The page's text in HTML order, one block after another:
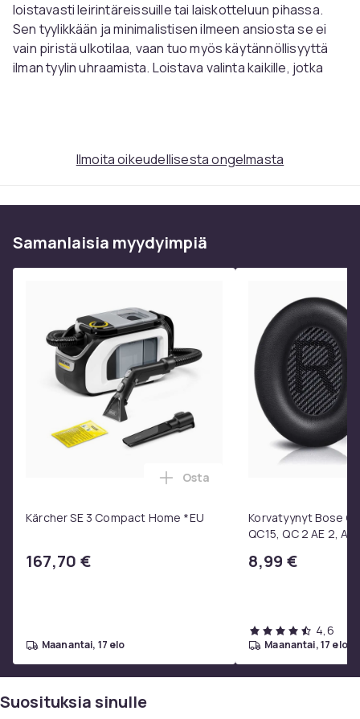
loistavasti leirintäreissuille tai laiskotteluun pihassa.
Sen tyylikkään ja minimalistisen ilmeen ansiosta se ei
vain piristä ulkotilaa, vaan tuo myös käytännöllisyyttä
ilman tyylin uhraamista. Loistava valinta kaikille, jotka
aurinkosängyn säilytystä, loistava leirintäreissuilla tai
rentoutuessa takapihalla.
mukavuuden, tarjoten tukevan tuen ulkona
Tyylikäs harmaa tuo modernia säihkettä ulkotiloihisi,
houkuttelevana paikkana päivittäiseen
Kevyt metallirunko tekee siitä superhelpon kuljettaa,
välttämätön kaikille ulkoilmatapahtumille.
Se taittuu helposti, joten saat yksinkertaisen
kokemuksen ulkoilusta.
Väri: Harmaa
Muoto: Suorakaide
Materiaali: Metalli
Viimeistely: Matta
Sisälle/Ulos: Sisällä / Ulkona
Huone: Vierashuone
Max. henkilöitä: 1
Jalkojen korkeus: 46 cm
Portaat: Ei
Toimitus sisältää: 1x Leirintäsänky
Ilmoita oikeudellisesta ongelmasta
Samanlaisia ​​myydyimpiä
Kärcher SE 3 Compact Home *EU
167,70 €
Lisää Kärcher SE 3 Compact
Osta
maanantai, 17 elo
Korvatyynyt Bose
QC15, QC 2 AE 2, AE
8,99 €
4,6
maanantai, 17 elo
Suosituksia sinulle